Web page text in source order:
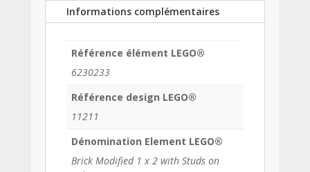
Informations complémentaires
Référence élément LEGO®
6230233
Référence design LEGO®
11211
Dénomination Element LEGO®
Brick Modified 1 x 2 with Studs on